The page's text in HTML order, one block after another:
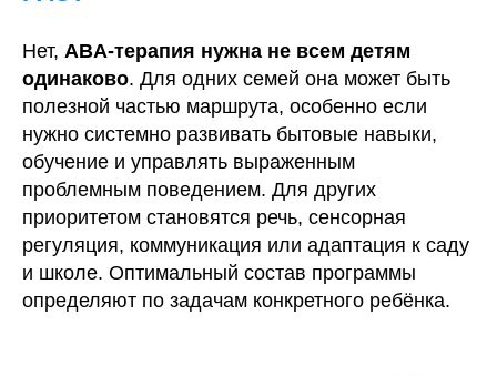
Нет, ABA-терапия нужна не всем детям
одинаково. Для одних семей она может быть
полезной частью маршрута, особенно если
нужно системно развивать бытовые навыки,
обучение и управлять выраженным
проблемным поведением. Для других
приоритетом становятся речь, сенсорная
регуляция, коммуникация или адаптация к саду
и школе. Оптимальный состав программы
определяют по задачам конкретного ребёнка.